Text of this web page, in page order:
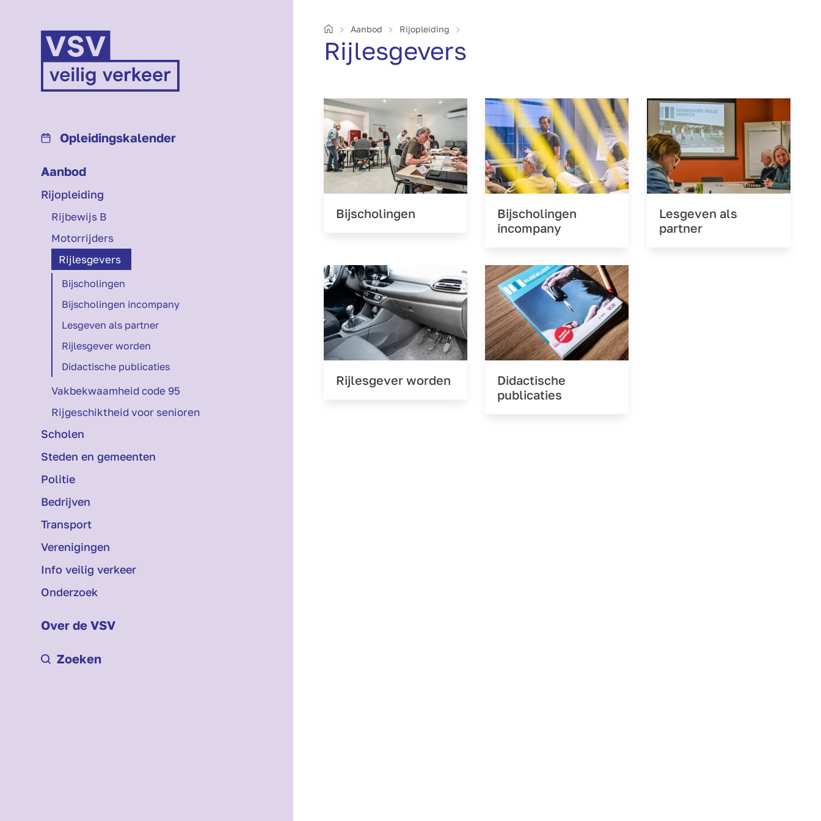
Opleidings­kalender
Aanbod
Rijopleiding
Rijbewijs B
Motorrijders
Rijlesgevers
Bij­scholingen
Bij­scholingen incompany
Lesgeven als partner
Rijlesgever worden
Didactische publicaties
Vakbekwaamheid code 95
Rijgeschiktheid voor senioren
Scholen
Steden en gemeenten
Politie
Bedrijven
Transport
Verenigingen
Info veilig verkeer
Onderzoek
Over de VSV
Zoeken
HomeAanbod Rijopleiding
Rijlesgevers
Bij­scholingen
Bij­scholingen
incompany
Lesgeven als
partner
Rijlesgever worden
Didactische
publicaties